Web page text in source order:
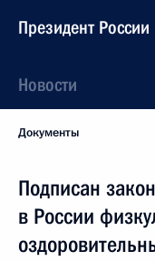
Президент России
Новости
Документы
Подписан
в России